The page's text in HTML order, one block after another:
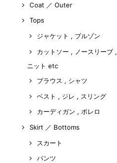
Coat ／ Outer
Tops
ジャケット , ブルゾン
カットソー , ノースリーブ ,
ニット etc
ブラウス , シャツ
ベスト , ジレ , スリング
カーディガン , ボレロ
Skirt ／ Bottoms
スカート
パンツ